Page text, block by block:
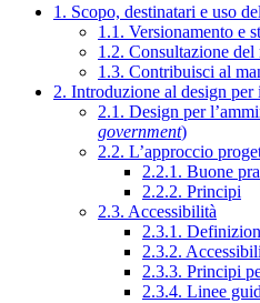
1. Scopo, destinatari e uso
1.1. Versionamento e
1.2. Consultazione del
1.3. Contribuisci al
2. Introduzione al design
2.1. Design per
government)
2.2. L’approccio
2.2.1. Buone
2.2.2. Principi
2.3. Accessibilità
2.3.1.
2.3.2.
2.3.3. Principi
2.3.4. Linee